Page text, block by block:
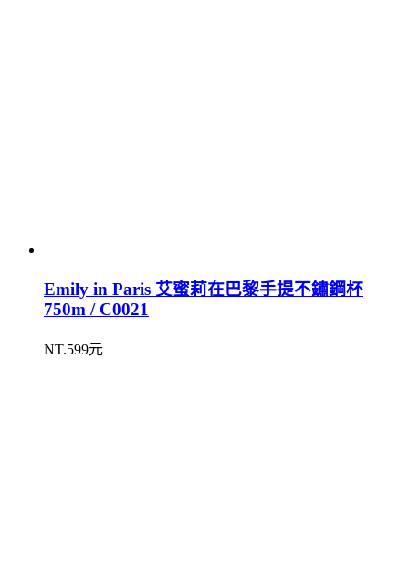
Emily in Paris 艾蜜莉在巴黎手提不鏽鋼杯
750m / C0021
NT.599元